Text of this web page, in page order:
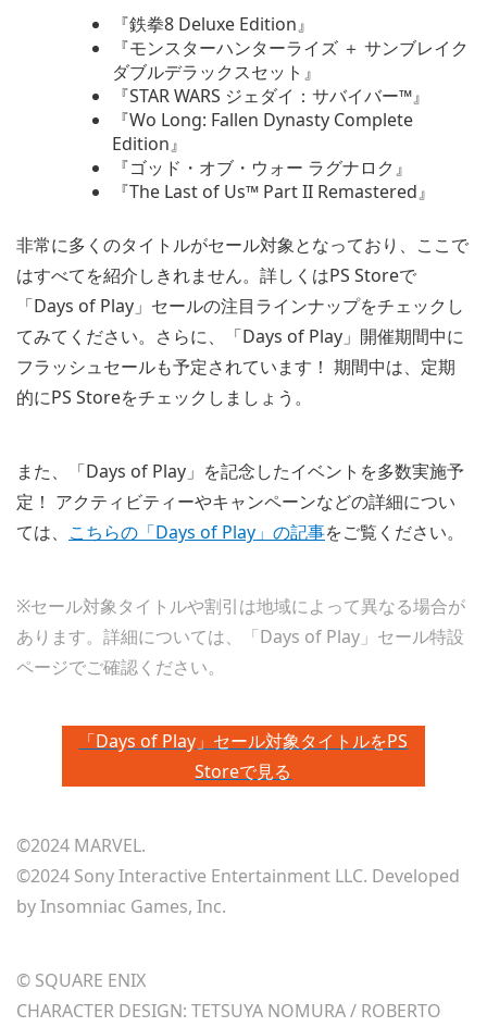
『鉄拳8 Deluxe Edition』
『モンスターハンターライズ ＋ サンブレイク
ダブルデラックスセット』
『STAR WARS ジェダイ：サバイバー™』
『Wo Long: Fallen Dynasty Complete
Edition』
『ゴッド・オブ・ウォー ラグナロク』
『The Last of Us™ Part II Remastered』
非常に多くのタイトルがセール対象となっており、ここで
はすべてを紹介しきれません。詳しくはPS Storeで
「Days of Play」セールの注目ラインナップをチェックし
てみてください。さらに、「Days of Play」開催期間中に
フラッシュセールも予定されています！ 期間中は、定期
的にPS Storeをチェックしましょう。
また、「Days of Play」を記念したイベントを多数実施予
定！ アクティビティーやキャンペーンなどの詳細につい
ては、 こちらの「Days of Play」の記事をご覧ください。
※セール対象タイトルや割引は地域によって異なる場合が
あります。詳細については、「Days of Play」セール特設
ページでご確認ください。
「Days of Play」セール対象タイトルをPS
Storeで見る
©2024 MARVEL.
©2024 Sony Interactive Entertainment LLC. Developed
by Insomniac Games, Inc.
© SQUARE ENIX
CHARACTER DESIGN: TETSUYA NOMURA / ROBERTO